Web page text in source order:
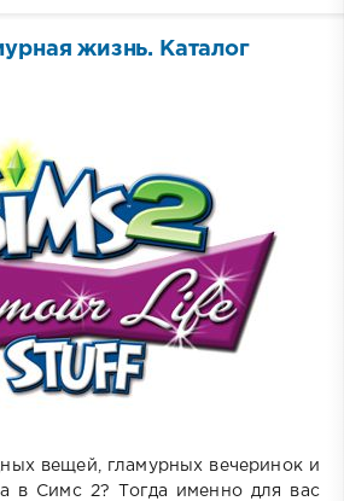
жизнь. Каталог
вещей, гламурных вечеринок и
в Симс 2? Тогда именно для вас